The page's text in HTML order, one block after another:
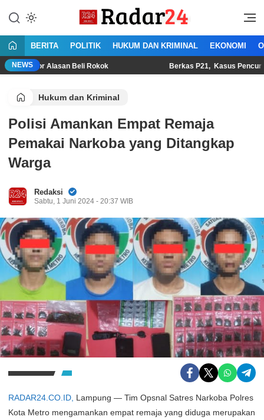
konten
Radar24.co.id
Jujur Lantang Bersuara
BERITA POLITIK HUKUM DAN KRIMINAL EKONOMI
NEWS
Alasan Beli Rokok Berkas P21, Kasus Pencurian
Hukum dan Kriminal
Polisi Amankan Empat Remaja
Pemakai Narkoba yang Ditangkap
Warga
Redaksi
Sabtu, 1 Juni 2024 - 20:37 WIB
RADAR24.CO.ID, Lampung — Tim Opsnal Satres Narkoba Polres
Kota Metro mengamankan empat remaja yang diduga merupakan